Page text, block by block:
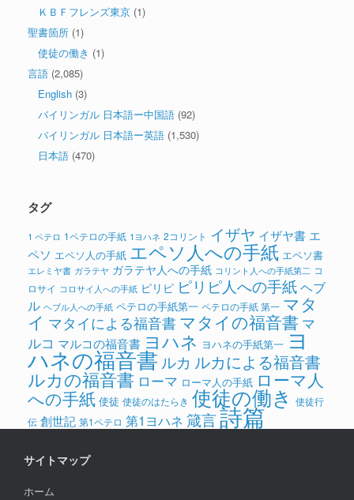
ＫＢＦフレンズ東京 (1)
聖書箇所 (1)
使徒の働き (1)
言語 (2,085)
English (3)
バイリンガル 日本語ー中国語 (92)
バイリンガル 日本語ー英語 (1,530)
日本語 (470)
タグ
1 ペテロ 1ペテロの手紙 1ヨハネ 2コリント イザヤ イザヤ書 エ
ペソ エペソ人の手紙 エペソ人への手紙 エペソ書
エレミヤ書 ガラテヤ ガラテヤ人への手紙 コリント人への手紙第二 コ
ロサイ コロサイ人への手紙 ピリピ ピリピ人への手紙ヘブ
ル ヘブル人への手紙 ペテロの手紙第一 ペテロの手紙 第一 マタ
イ マタイによる福音書 マタイの福音書 マ
ルコ マルコの福音書 ヨハネ ヨハネの手紙第一 ヨ
ハネの福音書 ルカ ルカによる福音書
ルカの福音書 ローマ ローマ人の手紙 ローマ人
への手紙 使徒 使徒のはたらき 使徒の働き 使徒行
伝 創世記 第1ペテロ 第1ヨハネ 箴言詩篇
サイトマップ
ホーム